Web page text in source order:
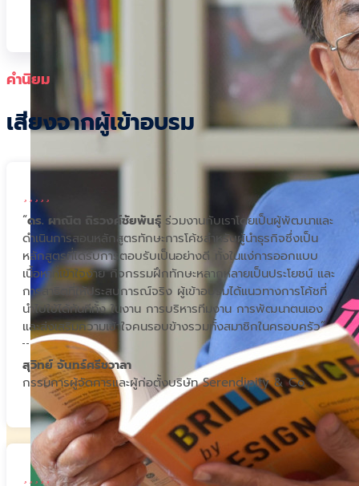
คำนิยม
เสียงจากผู้เข้าอบรม
“ดร. ผาณิต ถิรวงศ์ชัยพันธุ์ ร่วมงานกับเราโดยเป็นผู้พัฒนาและ
ดำเนินการสอนหลักสูตรทักษะการโค้ชสำหรับผู้นำธุรกิจซึ่งเป็น
หลักสูตรที่ไดัรับการตอบรับเป็นอย่างดี ทั้งในแง่การออกแบบ
เนื้อหาที่เข้าใจง่าย กิจกรรมฝึกทักษะหลากหลายเป็นประโยชน์ และ
การสาธิตที่ให้ประสบการณ์จริง ผู้เข้าอบรมได้แนวทางการโค้ชที่
นำไปใช้ได้ทันทีทั้ง ในงาน การบริหารทีมงาน การพัฒนาตนเอง
และส่งเสริมความเข้าใจคนรอบข้างรวมทั้งสมาชิกในครอบครัว”
สุวิทย์ จันทร์ศรีชวาลา
กรรมการผู้จัดการและผู้ก่อตั้งบริษัท Serendipity & Co